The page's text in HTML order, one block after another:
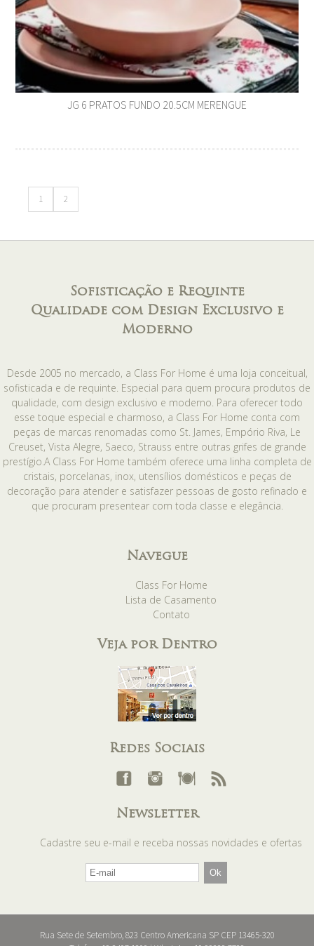
JG 6 PRATOS FUNDO 20.5CM MERENGUE
1 2
Sofisticação e Requinte
Qualidade com Design Exclusivo e
Moderno
Desde 2005 no mercado, a Class For Home é uma loja conceitual,
sofisticada e de requinte. Especial para quem procura produtos de
qualidade, com design exclusivo e moderno. Para oferecer todo
esse toque especial e charmoso, a Class For Home conta com
peças de marcas renomadas como St. James, Empório Riva, Le
Creuset, Vista Alegre, Saeco, Strauss entre outras grifes de grande
prestígio.A Class For Home também oferece uma linha completa de
cristais, porcelanas, inox, utensílios domésticos e peças de
decoração para atender e satisfazer pessoas de gosto refinado e
que procuram presentear com toda classe e elegância.
Navegue
Class For Home
Lista de Casamento
Contato
Veja por Dentro
Redes Sociais
Newsletter
Cadastre seu e-mail e receba nossas novidades e ofertas
Rua Sete de Setembro, 823 Centro Americana SP CEP 13465-320